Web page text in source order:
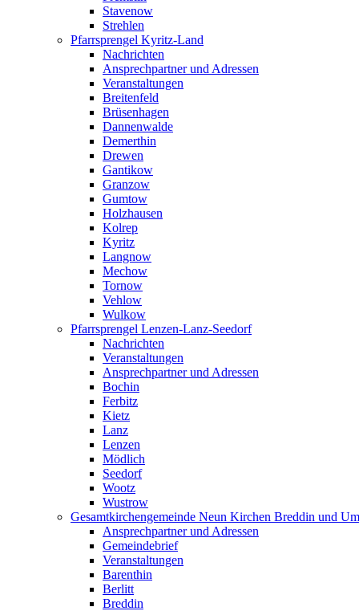
Stavenow
Strehlen
Pfarrsprengel Kyritz-Land
Nachrichten
Ansprechpartner und Adressen
Veranstaltungen
Breitenfeld
Brüsenhagen
Dannenwalde
Demerthin
Drewen
Gantikow
Granzow
Gumtow
Holzhausen
Kolrep
Kyritz
Langnow
Mechow
Tornow
Vehlow
Wulkow
Pfarrsprengel Lenzen-Lanz-Seedorf
Nachrichten
Veranstaltungen
Ansprechpartner und Adressen
Bochin
Ferbitz
Kietz
Lanz
Lenzen
Mödlich
Seedorf
Wootz
Wustrow
Gesamtkirchengemeinde Neun Kirchen Breddin und
Ansprechpartner und Adressen
Gemeindebrief
Veranstaltungen
Barenthin
Berlitt
Breddin